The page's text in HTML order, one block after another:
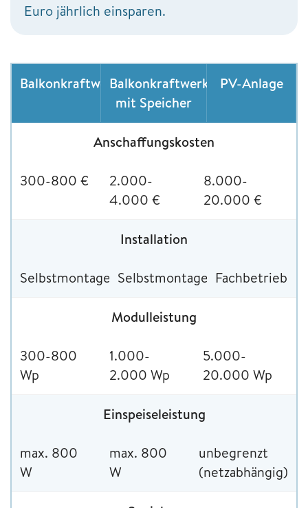
Euro jährlich einsparen.
BalkonkraftwerkBalkonkraftwerk
mit Speicher
PV-Anlage
Anschaffungskosten
300-800 €
2.000-
4.000 €
8.000-
20.000 €
Installation
Selbstmontage Selbstmontage Fachbetrieb
Modulleistung
300-800
Wp
1.000-
2.000 Wp
5.000-
20.000 Wp
Einspeiseleistung
max. 800
W
max. 800
W
unbegrenzt
(netzabhängig)